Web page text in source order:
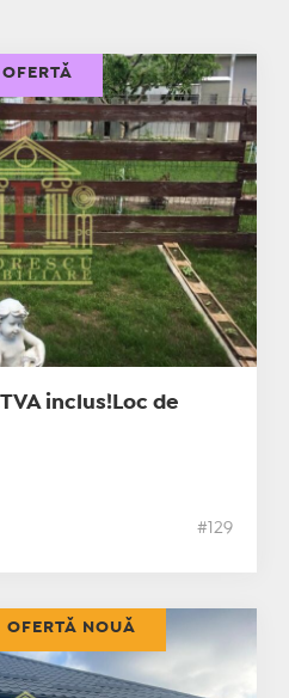
inclus!Loc de
#129
OFERTĂ NOUĂ